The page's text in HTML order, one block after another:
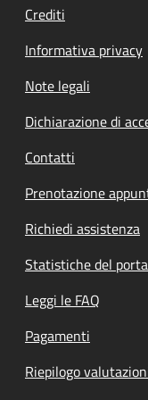
Crediti
Informativa privacy
Note legali
Dichiarazione di
Contatti
Prenotazione
Richiedi assistenza
Statistiche del
Leggi le FAQ
Pagamenti
Riepilogo